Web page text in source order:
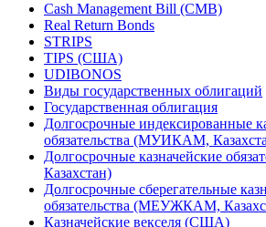
Термины из этой же категории
CERTIBONOS
CETES
Cash Management Bill (CMB)
Real Return Bonds
STRIPS
TIPS (США)
UDIBONOS
Виды государственных облигаций
Государственная облигация
Долгосрочные индексированные
обязательства (МУИКАМ,
Долгосрочные казначейские